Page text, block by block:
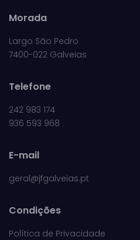
Morada
Largo São Pedro
7400-022 Galveias
Telefone
242 983 174
936 593 968
E-mail
geral@jfgalveias.pt
Condições
Política de Privacidade